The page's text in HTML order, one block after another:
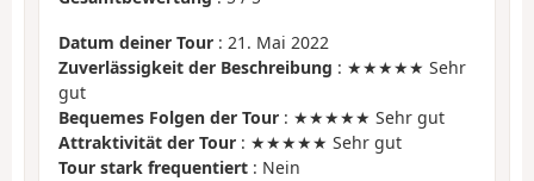
Datum deiner Tour : 21. Mai 2022
Zuverlässigkeit der Beschreibung : ★★★★★ Sehr
gut
Bequemes Folgen der Tour : ★★★★★ Sehr gut
Attraktivität der Tour : ★★★★★ Sehr gut
Tour stark frequentiert : Nein